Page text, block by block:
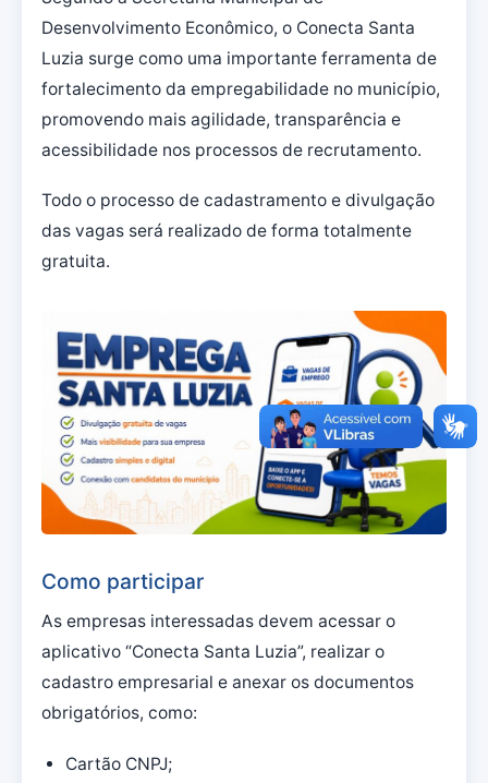
Desenvolvimento Econômico, o Conecta Santa
Luzia surge como uma importante ferramenta de
fortalecimento da empregabilidade no município,
promovendo mais agilidade, transparência e
acessibilidade nos processos de recrutamento.
Todo o processo de cadastramento e divulgação
das vagas será realizado de forma totalmente
gratuita.
Como participar
As empresas interessadas devem acessar o
aplicativo “Conecta Santa Luzia”, realizar o
cadastro empresarial e anexar os documentos
obrigatórios, como:
Cartão CNPJ;